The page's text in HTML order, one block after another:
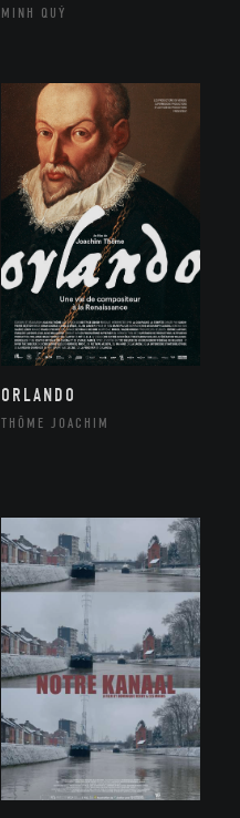
MINH QUÝ
ORLANDO
THÔME JOACHIM